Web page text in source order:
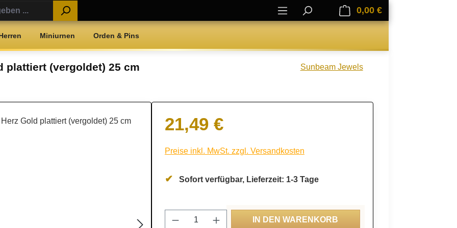
0,00 €Warenkorb enthält
Miniurnen Orden & Pins
plattiert (vergoldet) 25 cm Sunbeam Jewels
Regulärer Preis:
21,49 €
Preise inkl. MwSt. zzgl. Versandkosten
Sofort verfügbar, Lieferzeit: 1-3 Tage
Produkt Anzahl: Gib den gewünschten Wert ein
IN DEN WARENKORB